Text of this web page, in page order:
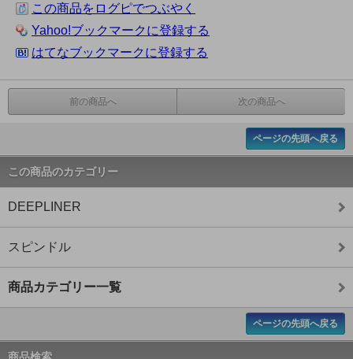
この商品をログピでつぶやく
Yahoo!ブックマークに登録する
はてなブックマークに登録する
前の商品へ 次の商品へ
ページの先頭へ戻る
この商品のカテゴリー
DEEPLINER
スピンドル
商品カテゴリー一覧
ページの先頭へ戻る
商品検索